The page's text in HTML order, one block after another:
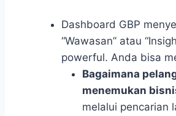
Dashboard GBP
“Wawasan” atau
powerful. Anda bisa
Bagaimana
menemukan
melalui pencarian